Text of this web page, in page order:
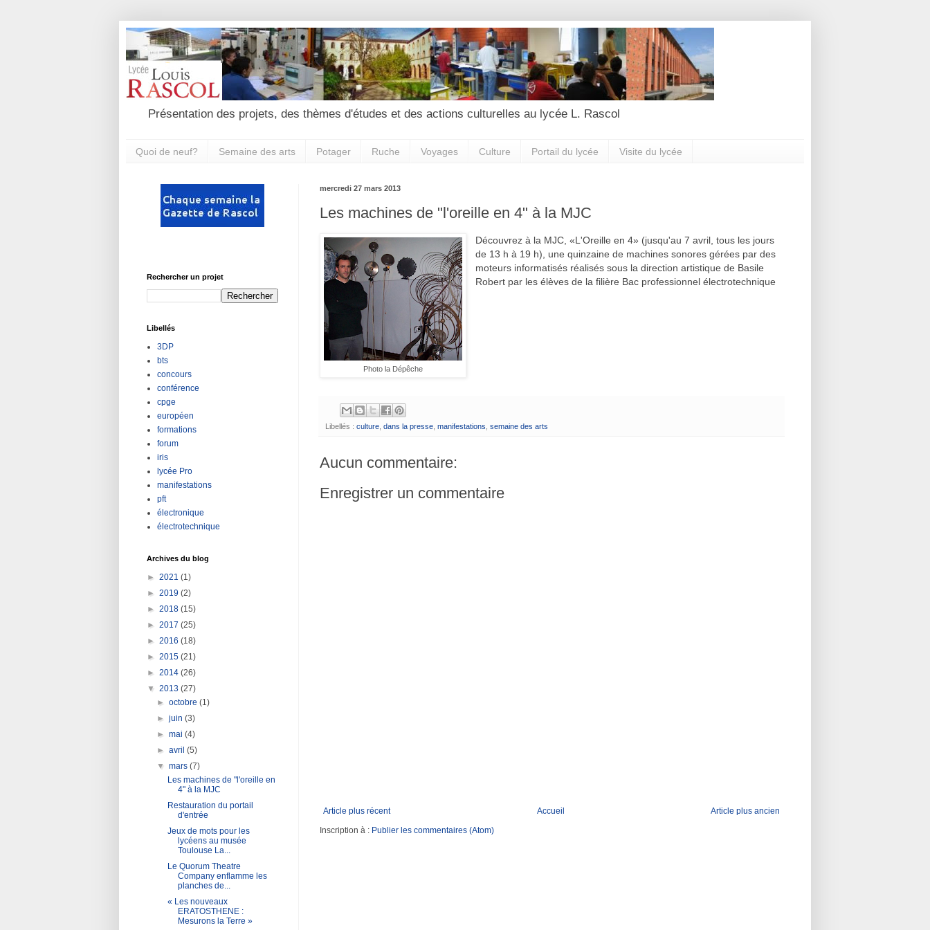
Présentation des projets, des thèmes d'études et des actions culturelles au lycée L. Rascol
Quoi de neuf? Semaine des arts Potager Ruche Voyages Culture Portail du lycée Visite du lycée
mercredi 27 mars 2013
Les machines de "l'oreille en 4" à la MJC
Photo la Dépêche
Découvrez à la MJC, «L'Oreille en 4» (jusqu'au 7 avril, tous les jours
de 13 h à 19 h), une quinzaine de machines sonores gérées par des
moteurs informatisés réalisés sous la direction artistique de Basile
Robert par les élèves de la filière Bac professionnel électrotechnique
Libellés : culture dans la presse manifestations semaine des arts
Aucun commentaire:
Enregistrer un commentaire
Article plus récent Article plus ancien
Accueil
Inscription à : Publier les commentaires (Atom)
Rechercher un projet
Libellés
3DP
bts
concours
conférence
cpge
européen
formations
forum
iris
lycée Pro
manifestations
pft
électronique
électrotechnique
Archives du blog
► 2021 (1)
► 2019 (2)
► 2018 (15)
► 2017 (25)
► 2016 (18)
► 2015 (21)
► 2014 (26)
▼ 2013 (27)
►octobre(1)
►juin(3)
►mai(4)
►avril(5)
▼mars(7)
Les machines de "l'oreille en
4" à la MJC
Restauration du portail
d'entrée
Jeux de mots pour les
lycéens au musée
Toulouse La...
Le Quorum Theatre
Company enflamme les
planches de...
« Les nouveaux
ERATOSTHENE :
Mesurons la Terre »